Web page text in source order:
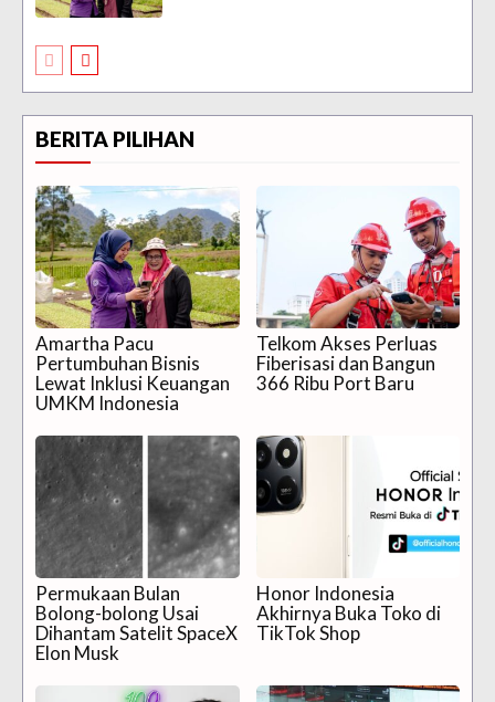
BERITA PILIHAN
Amartha Pacu
Pertumbuhan Bisnis
Lewat Inklusi Keuangan
UMKM Indonesia
Telkom Akses Perluas
Fiberisasi dan Bangun
366 Ribu Port Baru
Permukaan Bulan
Bolong-bolong Usai
Dihantam Satelit SpaceX
Elon Musk
Honor Indonesia
Akhirnya Buka Toko di
TikTok Shop